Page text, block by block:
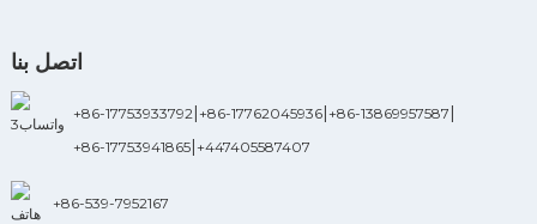
اتصل بنا
+86-17753933792| +86-17762045936| +86-13869957587 |
+86-17753941865| +447405587407
+86-539-7952167